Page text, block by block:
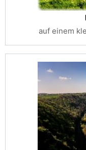
auf einem